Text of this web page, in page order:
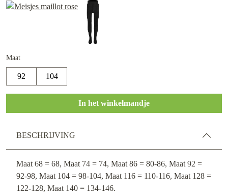
Maat
92 104
In het winkelmandje
BESCHRIJVING
Maat 68 = 68, Maat 74 = 74, Maat 86 = 80-86, Maat 92 =
92-98, Maat 104 = 98-104, Maat 116 = 110-116, Maat 128 =
122-128, Maat 140 = 134-146.